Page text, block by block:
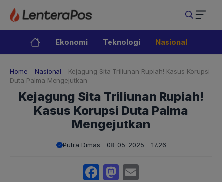
Langsung
isi
Ekonomi Teknologi Nasional
Home - Nasional - Kejagung Sita Triliunan Rupiah! Kasus Korupsi
Duta Palma Mengejutkan
Kejagung Sita Triliunan Rupiah!
Kasus Korupsi Duta Palma
Mengejutkan
Putra Dimas 08-05-2025 - 17.26
Facebook
Mastodon